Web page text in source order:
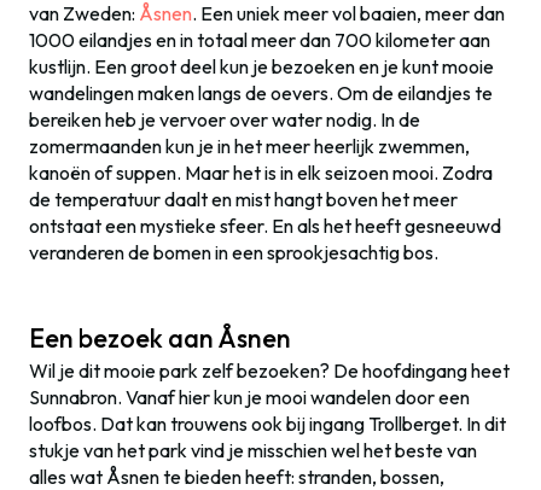
van Zweden: Åsnen. Een uniek meer vol baaien, meer dan
1000 eilandjes en in totaal meer dan 700 kilometer aan
kustlijn. Een groot deel kun je bezoeken en je kunt mooie
wandelingen maken langs de oevers. Om de eilandjes te
bereiken heb je vervoer over water nodig. In de
zomermaanden kun je in het meer heerlijk zwemmen,
kanoën of suppen. Maar het is in elk seizoen mooi. Zodra
de temperatuur daalt en mist hangt boven het meer
ontstaat een mystieke sfeer. En als het heeft gesneeuwd
veranderen de bomen in een sprookjesachtig bos.
Een bezoek aan Åsnen
Wil je dit mooie park zelf bezoeken? De hoofdingang heet
Sunnabron. Vanaf hier kun je mooi wandelen door een
loofbos. Dat kan trouwens ook bij ingang Trollberget. In dit
stukje van het park vind je misschien wel het beste van
alles wat Åsnen te bieden heeft: stranden, bossen,